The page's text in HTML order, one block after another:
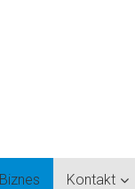
Biznes Kontakt